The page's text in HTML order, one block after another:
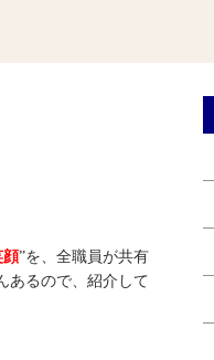
顔”を、全職員が共有
あるので、紹介して